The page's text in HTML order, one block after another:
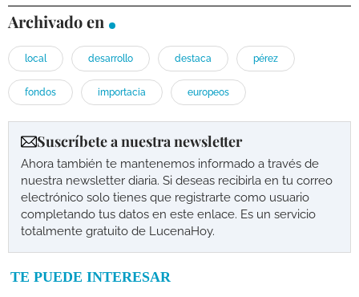
Archivado en
local desarrollo destaca pérez
fondos importacia europeos
Suscríbete a nuestra newsletter
Ahora también te mantenemos informado a través de
nuestra newsletter diaria. Si deseas recibirla en tu correo
electrónico solo tienes que registrarte como usuario
completando tus datos en este enlace. Es un servicio
totalmente gratuito de LucenaHoy.
TE PUEDE INTERESAR